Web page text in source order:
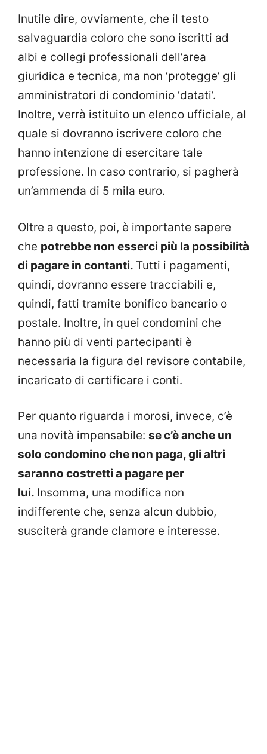
Inutile dire, ovviamente, che il testo
salvaguardia coloro che sono iscritti ad
albi e collegi professionali dell’area
giuridica e tecnica, ma non ‘protegge’ gli
amministratori di condominio ‘datati’.
Inoltre, verrà istituito un elenco ufficiale, al
quale si dovranno iscrivere coloro che
hanno intenzione di esercitare tale
professione. In caso contrario, si pagherà
un’ammenda di 5 mila euro.
Oltre a questo, poi, è importante sapere
che potrebbe non esserci più la possibilità
di pagare in contanti. Tutti i pagamenti,
quindi, dovranno essere tracciabili e,
quindi, fatti tramite bonifico bancario o
postale. Inoltre, in quei condomini che
hanno più di venti partecipanti è
necessaria la figura del revisore contabile,
incaricato di certificare i conti.
Per quanto riguarda i morosi, invece, c’è
una novità impensabile: se c’è anche un
solo condomino che non paga, gli altri
saranno costretti a pagare per
lui. Insomma, una modifica non
indifferente che, senza alcun dubbio,
susciterà grande clamore e interesse.